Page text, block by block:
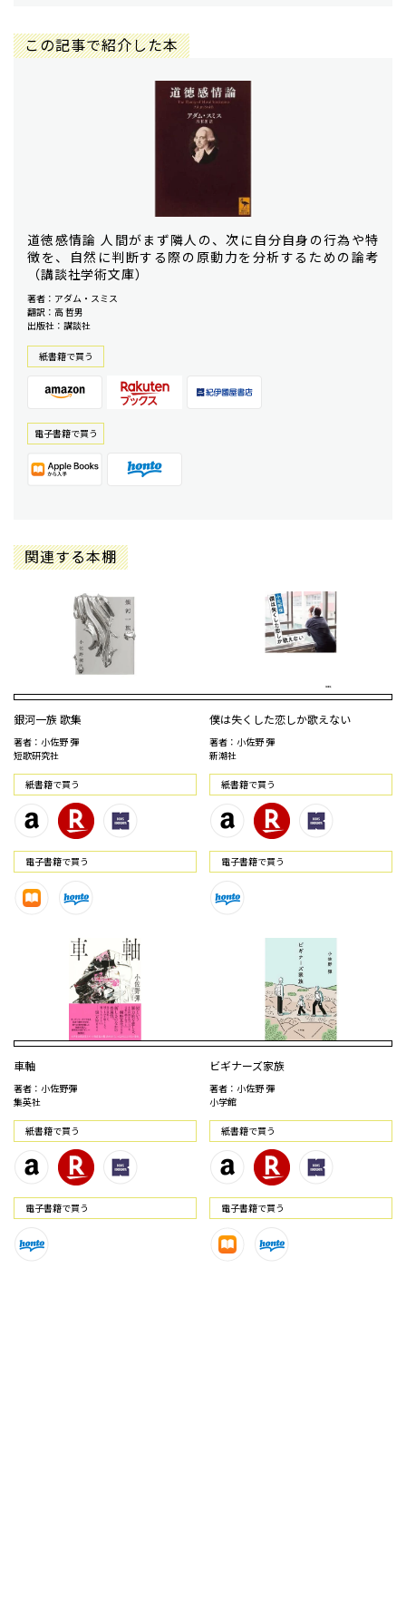
この記事で紹介した本
道徳感情論 人間がまず隣人の、次に自分自身の行為や特
徴を、自然に判断する際の原動力を分析するための論考
（講談社学術文庫）
著者：アダム・スミス
翻訳：高 哲男
出版社：講談社
紙書籍で買う
電⼦書籍で買う
関連する本棚
銀河一族 歌集
著者：小佐野 彈
短歌研究社
紙書籍で買う
電⼦書籍で買う
僕は失くした恋しか歌えない
著者：小佐野 彈
新潮社
紙書籍で買う
電⼦書籍で買う
車軸
著者：小佐野彈
集英社
紙書籍で買う
電⼦書籍で買う
ビギナーズ家族
著者：小佐野 彈
小学館
紙書籍で買う
電⼦書籍で買う